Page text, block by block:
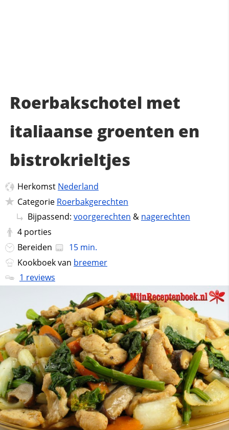
Roerbakschotel met
italiaanse groenten en
bistrokrieltjes
Herkomst Nederland
Categorie Roerbakgerechten
Bijpassend: voorgerechten & nagerechten
4 porties
Bereiden
15 min.
Kookboek van breemer
1 reviews